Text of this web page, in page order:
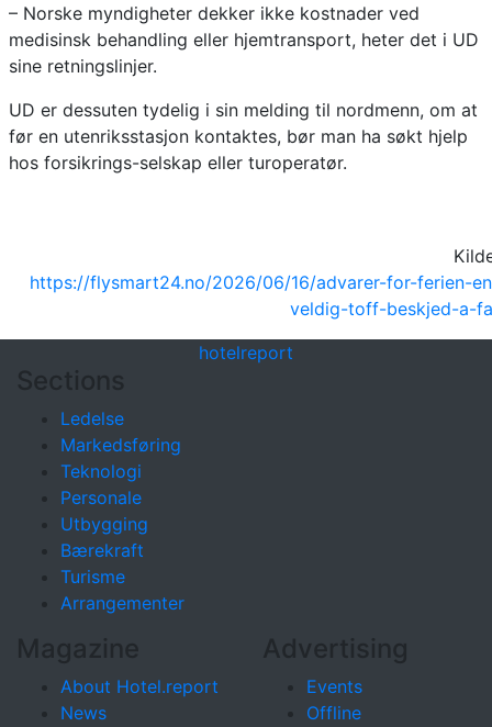
– Norske myndigheter dekker ikke kostnader ved
medisinsk behandling eller hjemtransport, heter det i UD
sine retningslinjer.
UD er dessuten tydelig i sin melding til nordmenn, om at
før en utenriksstasjon kontaktes, bør man ha søkt hjelp
hos forsikrings-selskap eller turoperatør.
https://flysmart24.no/2026/06/16/advarer-for-ferien-
veldig-toff-beskjed-a-
hotelreport
Sections
Ledelse
Markedsføring
Teknologi
Personale
Utbygging
Bærekraft
Turisme
Arrangementer
Magazine
About Hotel.report
News
Advertising
Events
Offline